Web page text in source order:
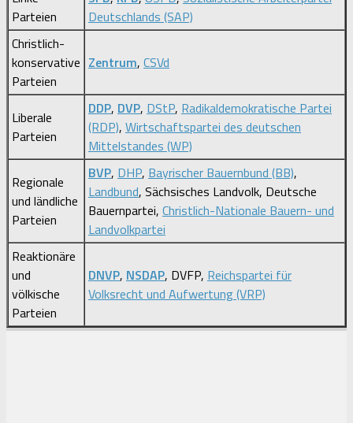
Parteien
Deutschlands (SAP)
Christlich-
konservative
Parteien
Zentrum, CSVd
Liberale
Parteien
DDP, DVP, DStP, Radikaldemokratische Partei
(RDP), Wirtschaftspartei des deutschen
Mittelstandes (WP)
Regionale
und ländliche
Parteien
BVP, DHP, Bayrischer Bauernbund (BB),
Landbund, Sächsisches Landvolk, Deutsche
Bauernpartei, Christlich-Nationale Bauern- und
Landvolkpartei
Reaktionäre
und
völkische
Parteien
DNVP, NSDAP, DVFP, Reichspartei für
Volksrecht und Aufwertung (VRP)